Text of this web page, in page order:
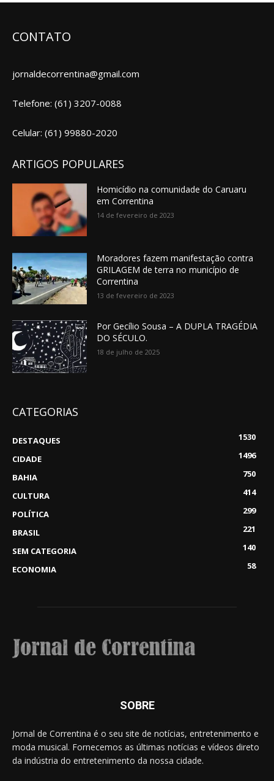
CONTATO
jornaldecorrentina@gmail.com
Telefone: (61) 3207-0088
Celular: (61) 99880-2020
ARTIGOS POPULARES
Homicídio na comunidade do Caruaru
em Correntina
14 de fevereiro de 2023
Moradores fazem manifestação contra
GRILAGEM de terra no município de
Correntina
13 de fevereiro de 2023
Por Gecílio Sousa – A DUPLA TRAGÉDIA
DO SÉCULO.
18 de julho de 2025
CATEGORIAS
DESTAQUES
1530
CIDADE
1496
BAHIA
750
CULTURA
414
POLÍTICA
299
BRASIL
221
SEM CATEGORIA
140
ECONOMIA
58
SOBRE
Jornal de Correntina é o seu site de notícias, entretenimento e
moda musical. Fornecemos as últimas notícias e vídeos direto
da indústria do entretenimento da nossa cidade.